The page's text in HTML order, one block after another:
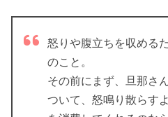
怒りや腹立ちを収める
のこと。
その前にまず、旦那さ
ついて、怒鳴り散らす